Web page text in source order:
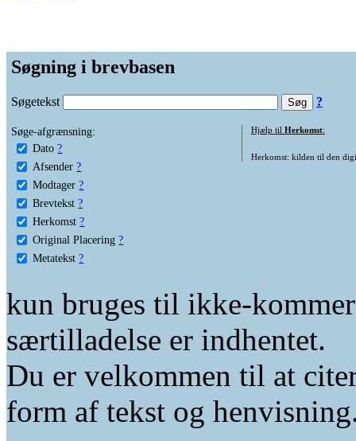
Søgning i brevbasen
Søgetekst ?
Søge-afgrænsning:
Dato ?
Afsender ?
Modtager ?
Brevtekst ?
Herkomst ?
Original Placering ?
Metatekst ?
Hjælp til Herkomst:
Herkomst: kilden til den
kun bruges til ikke-
særtilladelse er indhentet.
Du er velkommen til at
form af tekst og